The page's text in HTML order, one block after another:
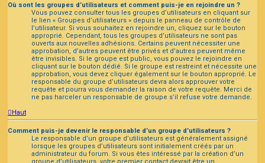
Où sont les groupes d’utilisateurs et comment puis-je en rejoindre un ?
Vous pouvez consulter tous les groupes d’utilisateurs en cliquant sur
le lien « Groupes d’utilisateurs » depuis le panneau de contrôle de
l’utilisateur. Si vous souhaitez en rejoindre un, cliquez sur le bouton
approprié. Cependant, tous les groupes d’utilisateurs ne sont pas
ouverts aux nouvelles adhésions. Certains peuvent nécessiter une
approbation, d’autres peuvent être privés et d’autres peuvent même
être invisibles. Si le groupe est public, vous pouvez le rejoindre en
cliquant sur le bouton dédié. Si le groupe est restreint et nécessite une
approbation, vous devez cliquer également sur le bouton approprié. Le
responsable du groupe d’utilisateurs devra alors approuver votre
requête et pourra vous demander la raison de votre requête. Merci de
ne pas harceler un responsable de groupe s’il refuse votre demande.
Haut
Comment puis-je devenir le responsable d’un groupe d’utilisateurs ?
Le responsable d’un groupe d’utilisateurs est généralement assigné
lorsque les groupes d’utilisateurs sont initialement créés par un
administrateur du forum. Si vous êtes intéressé par la création d’un